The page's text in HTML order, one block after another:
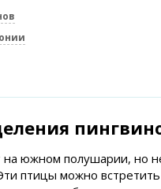
южном полушарии, но
птицы можно